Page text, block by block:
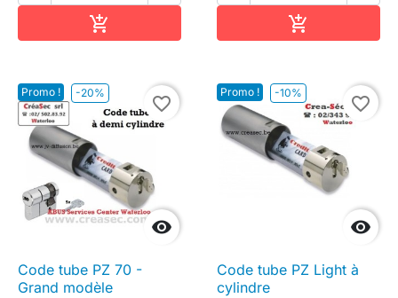
 
Promo ! -20%

favorite_border
Code tube PZ 70 -
Grand modèle
Promo ! -10%

favorite_border
Code tube PZ Light à
cylindre